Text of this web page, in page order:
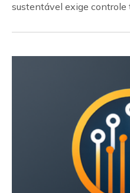
sustentável exige